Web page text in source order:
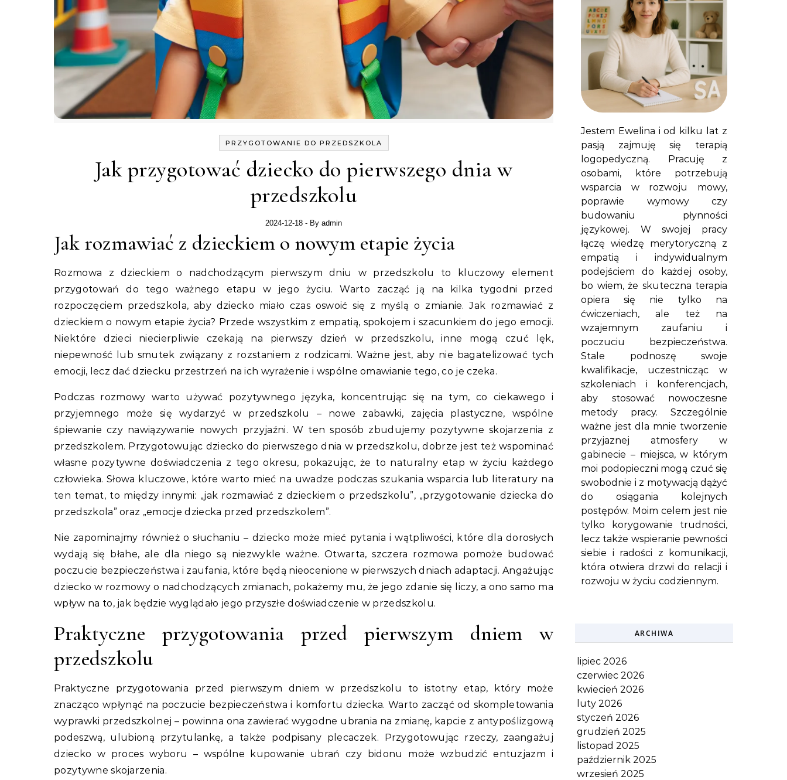
PRZYGOTOWANIE DO PRZEDSZKOLA
Jak przygotować dziecko do pierwszego dnia w
przedszkolu
2024-12-18 - By admin
Jak rozmawiać z dzieckiem o nowym etapie życia
Rozmowa z dzieckiem o nadchodzącym pierwszym dniu w przedszkolu to kluczowy element
przygotowań do tego ważnego etapu w jego życiu. Warto zacząć ją na kilka tygodni przed
rozpoczęciem przedszkola, aby dziecko miało czas oswoić się z myślą o zmianie. Jak rozmawiać z
dzieckiem o nowym etapie życia? Przede wszystkim z empatią, spokojem i szacunkiem do jego emocji.
Niektóre dzieci niecierpliwie czekają na pierwszy dzień w przedszkolu, inne mogą czuć lęk,
niepewność lub smutek związany z rozstaniem z rodzicami. Ważne jest, aby nie bagatelizować tych
emocji, lecz dać dziecku przestrzeń na ich wyrażenie i wspólne omawianie tego, co je czeka.
Podczas rozmowy warto używać pozytywnego języka, koncentrując się na tym, co ciekawego i
przyjemnego może się wydarzyć w przedszkolu – nowe zabawki, zajęcia plastyczne, wspólne
śpiewanie czy nawiązywanie nowych przyjaźni. W ten sposób zbudujemy pozytywne skojarzenia z
przedszkolem. Przygotowując dziecko do pierwszego dnia w przedszkolu, dobrze jest też wspominać
własne pozytywne doświadczenia z tego okresu, pokazując, że to naturalny etap w życiu każdego
człowieka. Słowa kluczowe, które warto mieć na uwadze podczas szukania wsparcia lub literatury na
ten temat, to między innymi: „jak rozmawiać z dzieckiem o przedszkolu”, „przygotowanie dziecka do
przedszkola” oraz „emocje dziecka przed przedszkolem”.
Nie zapominajmy również o słuchaniu – dziecko może mieć pytania i wątpliwości, które dla dorosłych
wydają się błahe, ale dla niego są niezwykle ważne. Otwarta, szczera rozmowa pomoże budować
poczucie bezpieczeństwa i zaufania, które będą nieocenione w pierwszych dniach adaptacji. Angażując
dziecko w rozmowy o nadchodzących zmianach, pokażemy mu, że jego zdanie się liczy, a ono samo ma
wpływ na to, jak będzie wyglądało jego przyszłe doświadczenie w przedszkolu.
Praktyczne przygotowania przed pierwszym dniem w
przedszkolu
Praktyczne przygotowania przed pierwszym dniem w przedszkolu to istotny etap, który może
znacząco wpłynąć na poczucie bezpieczeństwa i komfortu dziecka. Warto zacząć od skompletowania
wyprawki przedszkolnej – powinna ona zawierać wygodne ubrania na zmianę, kapcie z antypoślizgową
podeszwą, ulubioną przytulankę, a także podpisany plecaczek. Przygotowując rzeczy, zaangażuj
dziecko w proces wyboru – wspólne kupowanie ubrań czy bidonu może wzbudzić entuzjazm i
pozytywne skojarzenia.
Jestem Ewelina i od kilku lat z
pasją zajmuję się terapią
logopedyczną. Pracuję z
osobami, które potrzebują
wsparcia w rozwoju mowy,
poprawie wymowy czy
budowaniu płynności
językowej. W swojej pracy
łączę wiedzę merytoryczną z
empatią i indywidualnym
podejściem do każdej osoby,
bo wiem, że skuteczna terapia
opiera się nie tylko na
ćwiczeniach, ale też na
wzajemnym zaufaniu i
poczuciu bezpieczeństwa.
Stale podnoszę swoje
kwalifikacje, uczestnicząc w
szkoleniach i konferencjach,
aby stosować nowoczesne
metody pracy. Szczególnie
ważne jest dla mnie tworzenie
przyjaznej atmosfery w
gabinecie – miejsca, w którym
moi podopieczni mogą czuć się
swobodnie i z motywacją dążyć
do osiągania kolejnych
postępów. Moim celem jest nie
tylko korygowanie trudności,
lecz także wspieranie pewności
siebie i radości z komunikacji,
która otwiera drzwi do relacji i
rozwoju w życiu codziennym.
ARCHIWA
lipiec 2026
czerwiec 2026
kwiecień 2026
luty 2026
styczeń 2026
grudzień 2025
listopad 2025
październik 2025
wrzesień 2025